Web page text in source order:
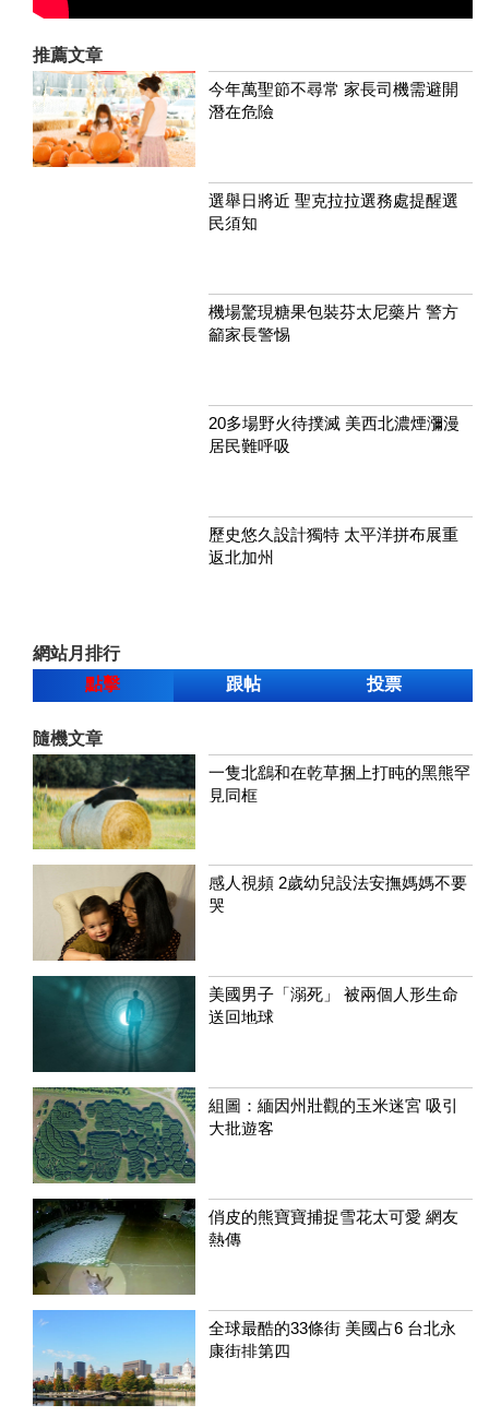
推薦文章
今年萬聖節不尋常 家長司機需避開
潛在危險
選舉日將近 聖克拉拉選務處提醒選
民須知
機場驚現糖果包裝芬太尼藥片 警方
籲家長警惕
20多場野火待撲滅 美西北濃煙瀰漫
居民難呼吸
歷史悠久設計獨特 太平洋拼布展重
返北加州
網站月排行
點擊
跟帖 投票
隨機文章
一隻北鷂和在乾草捆上打盹的黑熊罕
見同框
感人視頻 2歲幼兒設法安撫媽媽不要
哭
美國男子「溺死」 被兩個人形生命
送回地球
組圖：緬因州壯觀的玉米迷宮 吸引
大批遊客
俏皮的熊寶寶捕捉雪花太可愛 網友
熱傳
全球最酷的33條街 美國占6 台北永
康街排第四